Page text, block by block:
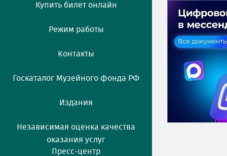
Купить билет онлайн
Режим работы
Контакты
Госкаталог Музейного фонда РФ
Издания
Независимая оценка качества
оказания услуг
Пресс-центр